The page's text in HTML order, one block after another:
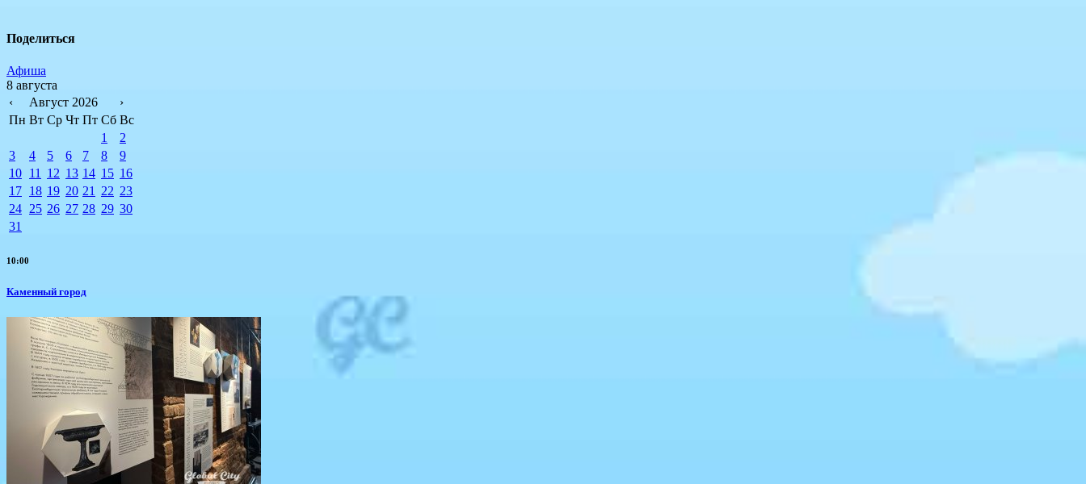
Поделиться
Афиша
8 августа
‹
Август 2026
›
Пн Вт Ср Чт Пт Сб Вс
1
2
3
4 5 6 7 8
9
10 11 12 13 14 15 16
17 18 19 20 21 22 23
24 25 26 27 28 29 30
31
10:00
Каменный город